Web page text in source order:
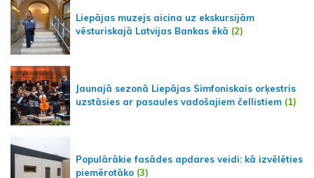
Liepājas muzejs aicina uz ekskursijām
vēsturiskajā Latvijas Bankas ēkā (2)
Jaunajā sezonā Liepājas Simfoniskais orķestris
uzstāsies ar pasaules vadošajiem čellistiem (1)
Populārākie fasādes apdares veidi: kā izvēlēties
piemērotāko (3)